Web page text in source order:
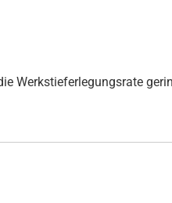
Werkstieferlegungsrate